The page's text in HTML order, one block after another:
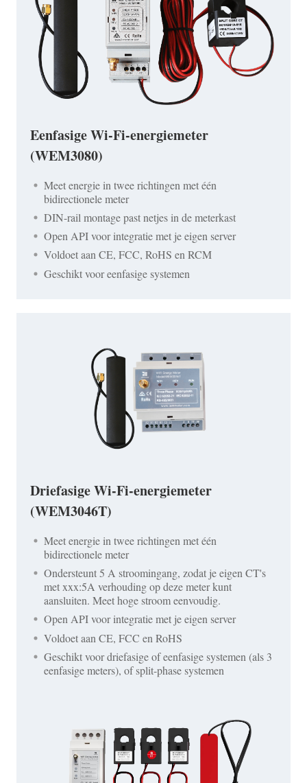
Eenfasige Wi-Fi-energiemeter
(WEM3080)
Meet energie in twee richtingen met één
bidirectionele meter
DIN-rail montage past netjes in de meterkast
Open API voor integratie met je eigen server
Voldoet aan CE, FCC, RoHS en RCM
Geschikt voor eenfasige systemen
Driefasige Wi-Fi-energiemeter
(WEM3046T)
Meet energie in twee richtingen met één
bidirectionele meter
Ondersteunt 5 A stroomingang, zodat je eigen CT's
met xxx:5A verhouding op deze meter kunt
aansluiten. Meet hoge stroom eenvoudig.
Open API voor integratie met je eigen server
Voldoet aan CE, FCC en RoHS
Geschikt voor driefasige of eenfasige systemen (als 3
eenfasige meters), of split-phase systemen